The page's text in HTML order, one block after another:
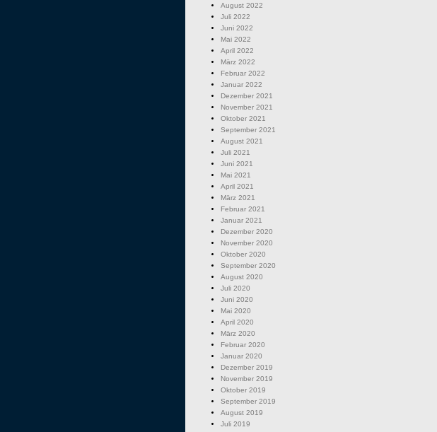
August 2022
Juli 2022
Juni 2022
Mai 2022
April 2022
März 2022
Februar 2022
Januar 2022
Dezember 2021
November 2021
Oktober 2021
September 2021
August 2021
Juli 2021
Juni 2021
Mai 2021
April 2021
März 2021
Februar 2021
Januar 2021
Dezember 2020
November 2020
Oktober 2020
September 2020
August 2020
Juli 2020
Juni 2020
Mai 2020
April 2020
März 2020
Februar 2020
Januar 2020
Dezember 2019
November 2019
Oktober 2019
September 2019
August 2019
Juli 2019